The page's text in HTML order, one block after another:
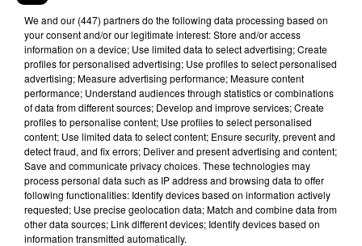
chevilles enflées dues à un activité physique
insuffisante, une peau pâle due au manque de
lumière solaire et une rougeur des yeux à cause
des longues heures de travail sur l'ordinateur.
We and our (447) partnersdo the following data processing based on
your consent and/or our legitimate interest: Store and/or access
information on a device; Use limited data to select advertising; Create
profiles for personalised advertising; Use profiles to select personalised
advertising; Measure advertising performance; Measure content
performance; Understand audiences through statistics or combinations
of data from different sources; Develop and improve services; Create
profiles to personalise content; Use profiles to select personalised
content; Use limited data to select content; Ensure security, prevent and
detect fraud, and fix errors; Deliver and present advertising and content;
Save and communicate privacy choices. These technologies may
process personal data such as IP address and browsing data to offer
following functionalities: Identify devices based on information actively
requested; Use precise geolocation data; Match and combine data from
other data sources; Link different devices; Identify devices based on
information transmitted automatically.